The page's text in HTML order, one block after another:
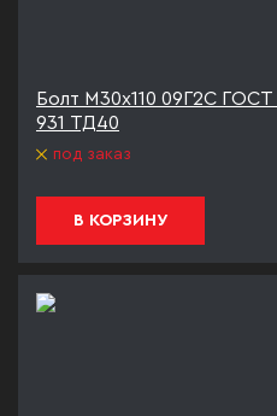
Болт М30х110 09Г2С
931 ТД40
под заказ
В КОРЗИНУ